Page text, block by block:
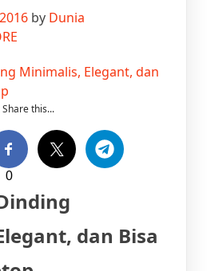
by Dunia
Share this...
0
dan Bisa